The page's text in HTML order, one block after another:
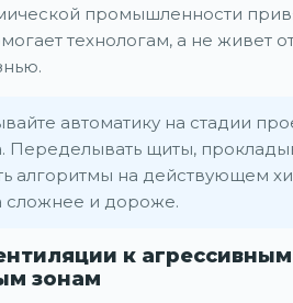
промышленности
технологам, а не живет
автоматику на стадии
Переделывать щиты,
алгоритмы на действующем
сложнее и дороже.
к
зонам